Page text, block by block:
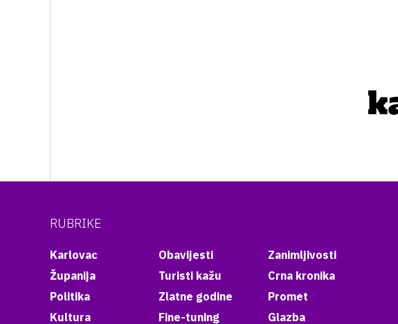
RUBRIKE
Karlovac
Županija
Politika
Kultura
Obavijesti
Turisti kažu
Zlatne godine
Fine-tuning
Zanimljivosti
Crna kronika
Promet
Glazba